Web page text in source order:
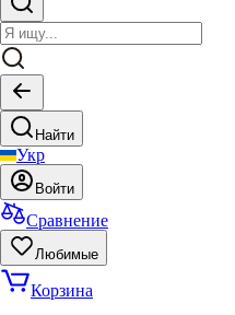
Найти
Укр
Войти
Сравнение
Любимые
Корзина